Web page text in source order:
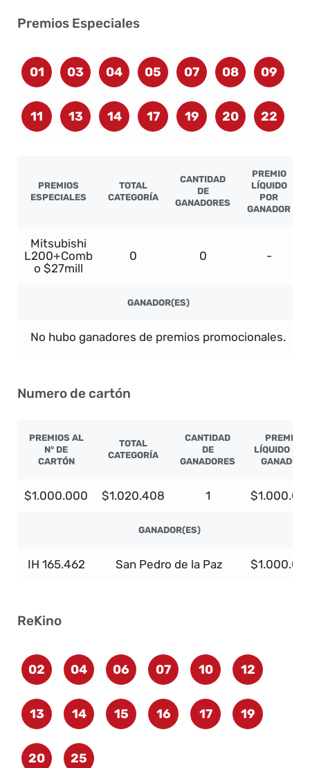
Premios Especiales
01 03 04 05 07 08 09
11 13 14 17 19 20 22
PREMIOS
ESPECIALES
TOTAL
CATEGORÍA
CANTIDAD
DE
GANADORES
PREMIO
LÍQUIDO
POR
GANADOR
Mitsubishi
L200+Comb
o $27mill
0 0 -
GANADOR(ES)
No hubo ganadores de premios promocionales.
Numero de cartón
PREMIOS AL
N° DE
CARTÓN
TOTAL
CATEGORÍA
CANTIDAD
DE
GANADORES
PREMIO
LÍQUIDO POR
GANADOR
$1.000.000 $1.020.408 1
GANADOR(ES)
IH 165.462 San Pedro de la Paz
ReKino
02 04 06 07 10 12
13 14 15 16 17 19
20 25